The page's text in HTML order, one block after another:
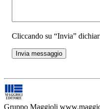
Cliccando su “Invia”
Gruppo Maggioli